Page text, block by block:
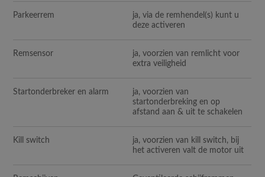
Parkeerrem
ja, via de remhendel(s) kunt u
deze activeren
Remsensor
ja, voorzien van remlicht voor
extra veiligheid
Startonderbreker en alarm
ja, voorzien van
startonderbreking en op
afstand aan & uit te schakelen
Kill switch
ja, voorzien van kill switch, bij
het activeren valt de motor uit